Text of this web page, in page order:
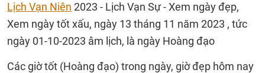
Lịch Vạn Niên 2023 - Lịch Vạn Sự - Xem ngày đẹp,
Xem ngày tốt xấu, ngày 13 tháng 11 năm 2023 , tức
ngày 01-10-2023 âm lịch, là ngày Hoàng đạo
Các giờ tốt (Hoàng đạo) trong ngày, giờ đẹp hôm nay